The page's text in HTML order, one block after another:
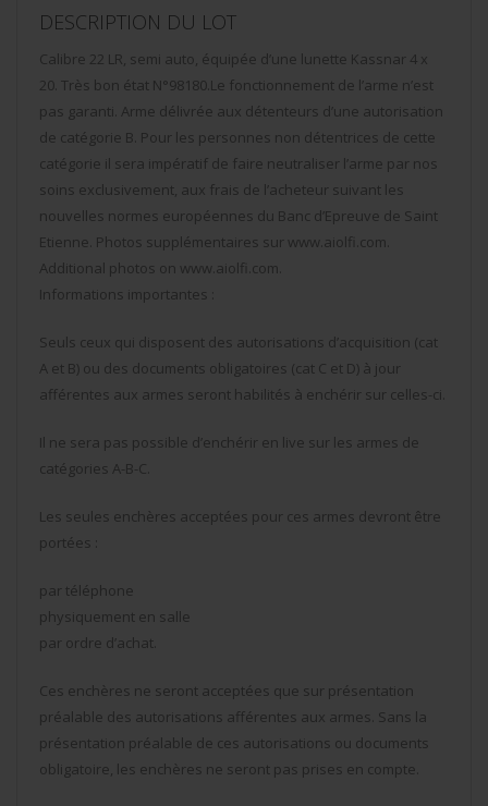
DESCRIPTION DU LOT
Calibre 22 LR, semi auto, équipée d’une lunette Kassnar 4 x
20. Très bon état N°98180.Le fonctionnement de l’arme n’est
pas garanti. Arme délivrée aux détenteurs d’une autorisation
de catégorie B. Pour les personnes non détentrices de cette
catégorie il sera impératif de faire neutraliser l’arme par nos
soins exclusivement, aux frais de l’acheteur suivant les
nouvelles normes européennes du Banc d’Epreuve de Saint
Etienne. Photos supplémentaires sur www.aiolfi.com.
Additional photos on www.aiolfi.com.
Informations importantes :
Seuls ceux qui disposent des autorisations d’acquisition (cat
A et B) ou des documents obligatoires (cat C et D) à jour
afférentes aux armes seront habilités à enchérir sur celles-ci.
Il ne sera pas possible d’enchérir en live sur les armes de
catégories A-B-C.
Les seules enchères acceptées pour ces armes devront être
portées :
par téléphone
physiquement en salle
par ordre d’achat.
Ces enchères ne seront acceptées que sur présentation
préalable des autorisations afférentes aux armes. Sans la
présentation préalable de ces autorisations ou documents
obligatoire, les enchères ne seront pas prises en compte.